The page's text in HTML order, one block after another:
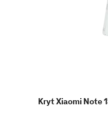
Kryt Xiaomi Note